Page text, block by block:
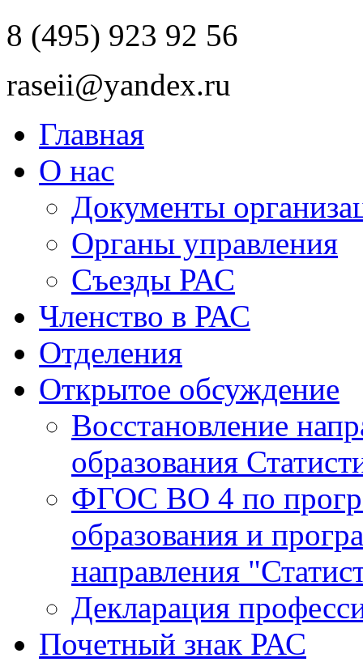
8 (495) 923 92 56
raseii@yandex.ru
Главная
О нас
Документы
Органы управления
Съезды РАС
Членство в РАС
Отделения
Открытое обсуждение
Восстановление
образования
ФГОС ВО 4 по
образования и
направления
Декларация
Почетный знак РАС